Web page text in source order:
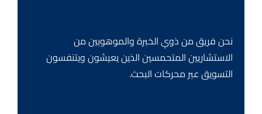
نحن فريق من ذوي الخبرة والموهوبين من
الاستشاريين المتحمسين الذين يعيشون ويتنفسون
التسويق عبر محركات البحث.